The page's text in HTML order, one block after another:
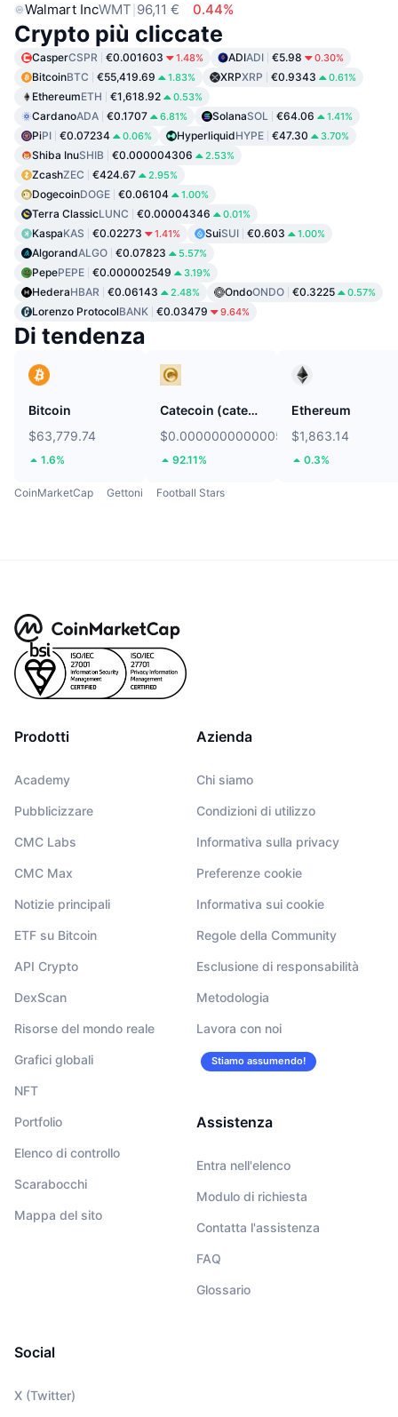
Walmart IncWMT 96,11 € 0.44%
Crypto più cliccate
CasperCSPR €0.001603 1.48% ADIADI €5.98 0.30%
BitcoinBTC €55,419.69 1.83% XRPXRP €0.9343 0.61%
EthereumETH €1,618.92 0.53%
CardanoADA €0.1707 6.81% SolanaSOL €64.06 1.41%
PiPI €0.07234 0.06% HyperliquidHYPE €47.30 3.70%
Shiba InuSHIB €0.000004306 2.53%
ZcashZEC €424.67 2.95%
DogecoinDOGE €0.06104 1.00%
Terra ClassicLUNC €0.00004346 0.01%
KaspaKAS €0.02273 1.41% SuiSUI €0.603 1.00%
AlgorandALGO €0.07823 5.57%
PepePEPE €0.000002549 3.19%
HederaHBAR €0.06143 2.48% OndoONDO €0.3225 0.57%
Lorenzo ProtocolBANK €0.03479 9.64%
Di tendenza
Bitcoin
$63,779.74
1.6%
Catecoin (catecoin.shop)
$0.0000000000005719
92.11%
Ethereum
$1,863.14
0.3%
CoinMarketCap Gettoni Football Stars
Prodotti
Academy
Pubblicizzare
CMC Labs
CMC Max
Notizie principali
ETF su Bitcoin
API Crypto
DexScan
Risorse del mondo reale
Grafici globali
NFT
Portfolio
Elenco di controllo
Scarabocchi
Mappa del sito
Azienda
Chi siamo
Condizioni di utilizzo
Informativa sulla privacy
Preferenze cookie
Informativa sui cookie
Regole della Community
Esclusione di responsabilità
Metodologia
Lavora con noi
Stiamo assumendo!
Assistenza
Entra nell'elenco
Modulo di richiesta
Contatta l'assistenza
FAQ
Glossario
Social
X (Twitter)